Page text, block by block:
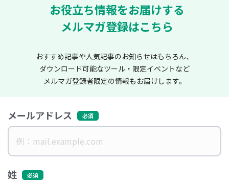
お役立ち情報をお届けする
メルマガ登録はこちら
おすすめ記事や人気記事のお知らせはもちろん、
ダウンロード可能なツール・限定イベントなど
メルマガ登録者限定の情報もお届けします。
メールアドレス
姓